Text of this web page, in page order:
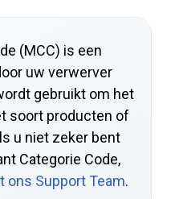
(MCC) is een
uw verwerver
gebruikt om het
soort producten of
u niet zeker bent
Categorie Code,
ons Support Team.